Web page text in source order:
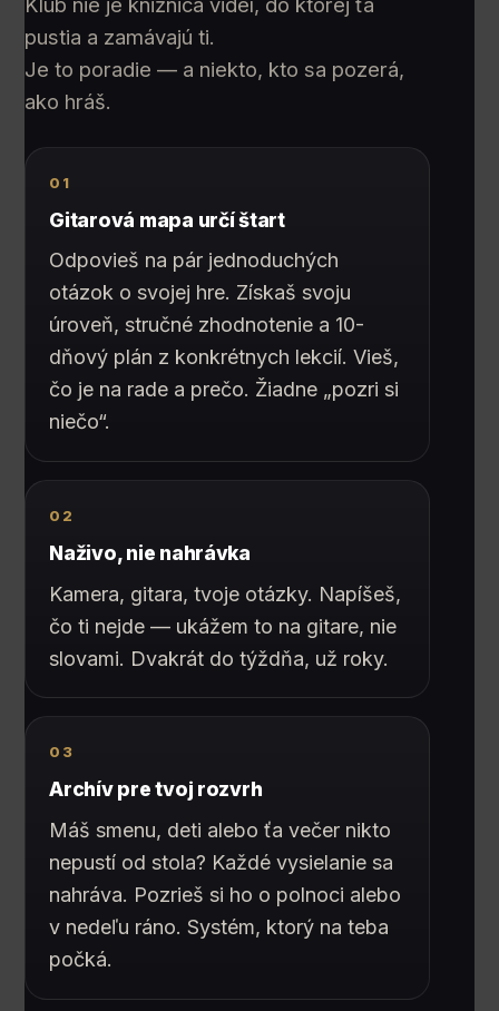
Klub nie je knižnica videí, do ktorej ťa
pustia a zamávajú ti.
Je to poradie — a niekto, kto sa pozerá,
ako hráš.
01
Gitarová mapa určí štart
Odpovieš na pár jednoduchých
otázok o svojej hre. Získaš svoju
úroveň, stručné zhodnotenie a 10-
dňový plán z konkrétnych lekcií. Vieš,
čo je na rade a prečo. Žiadne „pozri si
niečo“.
02
Naživo, nie nahrávka
Kamera, gitara, tvoje otázky. Napíšeš,
čo ti nejde — ukážem to na gitare, nie
slovami. Dvakrát do týždňa, už roky.
03
Archív pre tvoj rozvrh
Máš smenu, deti alebo ťa večer nikto
nepustí od stola? Každé vysielanie sa
nahráva. Pozrieš si ho o polnoci alebo
v nedeľu ráno. Systém, ktorý na teba
počká.